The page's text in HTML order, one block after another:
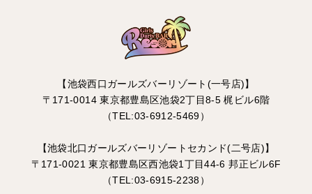
【池袋西口ガールズバーリゾート(一号店)】
〒171-0014 東京都豊島区池袋2丁目8-5 梶ビル6階
（TEL:03-6912-5469）
【池袋北口ガールズバーリゾートセカンド(二号店)】
〒171-0021 東京都豊島区西池袋1丁目44-6 邦正ビル6F
（TEL:03-6915-2238）